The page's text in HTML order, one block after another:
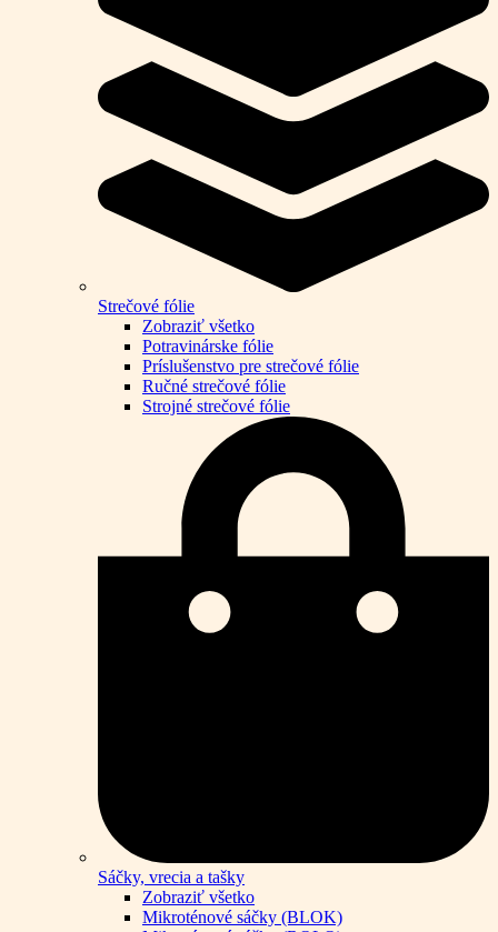
Strečové fólie
Zobraziť všetko
Potravinárske fólie
Príslušenstvo pre strečové fólie
Ručné strečové fólie
Strojné strečové fólie
Sáčky, vrecia a tašky
Zobraziť všetko
Mikroténové sáčky (BLOK)